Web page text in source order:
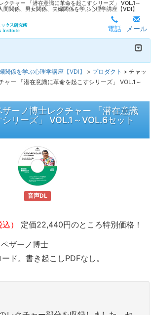
クチャー 「潜在意識に革命を起こすシリーズ」 VOL.1～
関係、男女関係、夫婦関係を学ぶ心理学講座【VDI】
電話 メール
関係を学ぶ心理学講座【VDI】 > プロダクト > チャッ
ャー 「潜在意識に革命を起こすシリーズ」 VOL.1～
ーノ博士レクチャー 「潜在意識
リーズ」 VOL.1～VOL.6セット
音声DL
）
定価22,440円のところ特別価格！
ザーノ博士
ド。書き起こしPDFなし。